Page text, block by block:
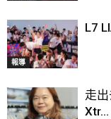
報導
L7
走
Xtr...